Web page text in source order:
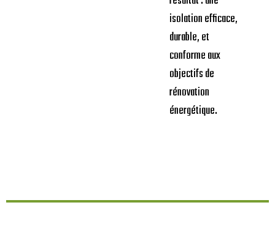
isolation efficace,
durable, et
conforme aux
objectifs de
rénovation
énergétique.